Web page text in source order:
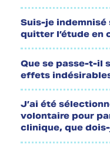
Suis-je indemnisé
quitter l’étude en
Que se passe-t-il
effets
J’ai été
volontaire pour
clinique, que